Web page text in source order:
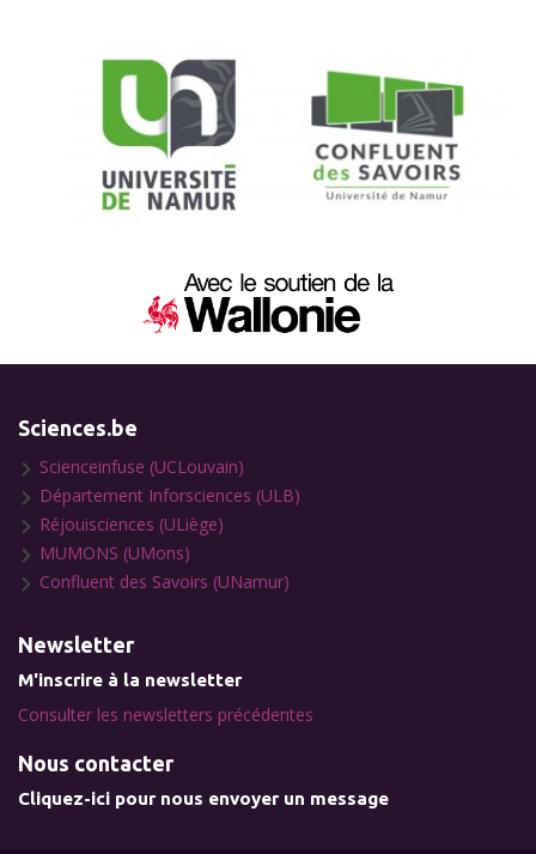
Sciences.be
Scienceinfuse (UCLouvain)
Département Inforsciences (ULB)
Réjouisciences (ULiège)
MUMONS (UMons)
Confluent des Savoirs (UNamur)
Newsletter
M'inscrire à la newsletter
Consulter les newsletters précédentes
Nous contacter
Cliquez-ici pour nous envoyer un message